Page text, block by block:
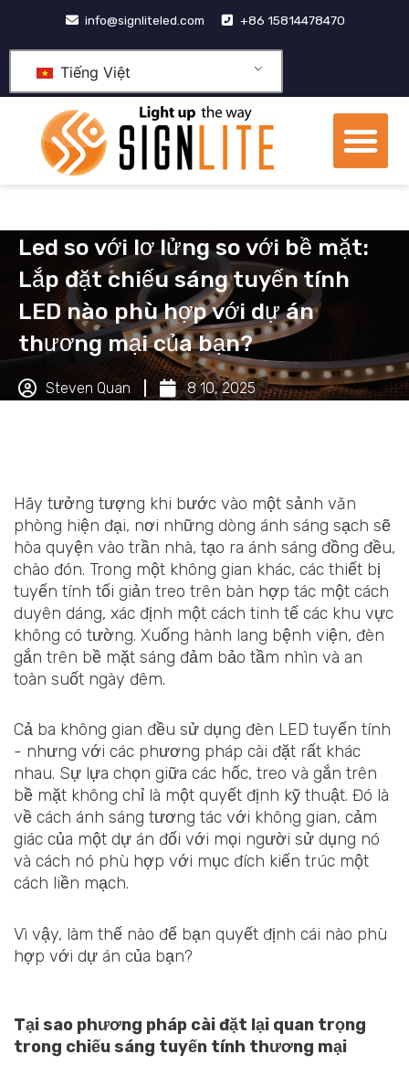
nội
info@signliteled.com +86 15814478470
Tiếng Việt
Led so với lơ lửng so với bề mặt:
Lắp đặt chiếu sáng tuyến tính
LED nào phù hợp với dự án
thương mại của bạn?
Steven Quan 8 10, 2025
Hãy tưởng tượng khi bước vào một sảnh văn
phòng hiện đại, nơi những dòng ánh sáng sạch sẽ
hòa quyện vào trần nhà, tạo ra ánh sáng đồng đều,
chào đón. Trong một không gian khác, các thiết bị
tuyến tính tối giản treo trên bàn hợp tác một cách
duyên dáng, xác định một cách tinh tế các khu vực
không có tường. Xuống hành lang bệnh viện, đèn
gắn trên bề mặt sáng đảm bảo tầm nhìn và an
toàn suốt ngày đêm.
Cả ba không gian đều sử dụng đèn LED tuyến tính
- nhưng với các phương pháp cài đặt rất khác
nhau. Sự lựa chọn giữa các hốc, treo và gắn trên
bề mặt không chỉ là một quyết định kỹ thuật. Đó là
về cách ánh sáng tương tác với không gian, cảm
giác của một dự án đối với mọi người sử dụng nó
và cách nó phù hợp với mục đích kiến trúc một
cách liền mạch.
Vì vậy, làm thế nào để bạn quyết định cái nào phù
hợp với dự án của bạn?
Tại sao phương pháp cài đặt lại quan trọng
trong chiếu sáng tuyến tính thương mại